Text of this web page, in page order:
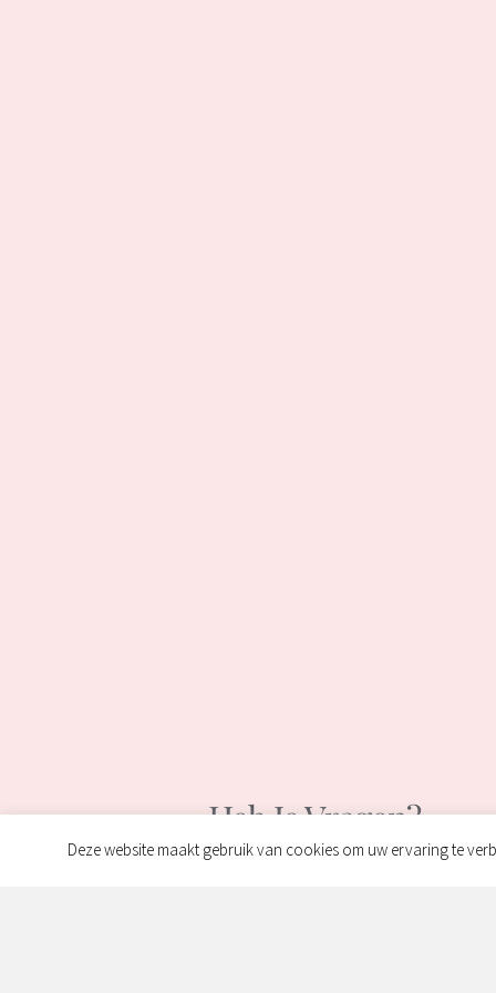
Heb Je Vragen?
Wij Helpen Je Graag!
Deze website maakt gebruik van cookies om uw ervaring te